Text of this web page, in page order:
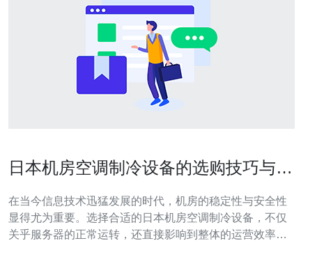
日本机房空调制冷设备的选购技巧与建
在当今信息技术迅猛发展的时代，机房的稳定性与安全性
显得尤为重要。选择合适的日本机房空调制冷设备，不仅
关乎服务器的正常运转，还直接影响到整体的运营效率。